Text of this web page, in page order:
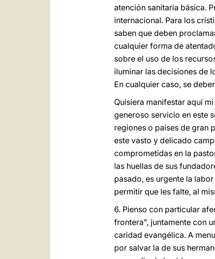
atención sanitaria básica.
internacional. Para los
saben que deben
cualquier forma de
sobre el uso de los
iluminar las decisiones de
En cualquier caso, se
Quisiera manifestar aquí
generoso servicio en este
regiones o países de gran
este vasto y delicado
comprometidas en la
las huellas de sus
pasado, es urgente la
permitir que les falte, al
6. Pienso con particular
frontera", juntamente con
caridad evangélica. A
por salvar la de sus